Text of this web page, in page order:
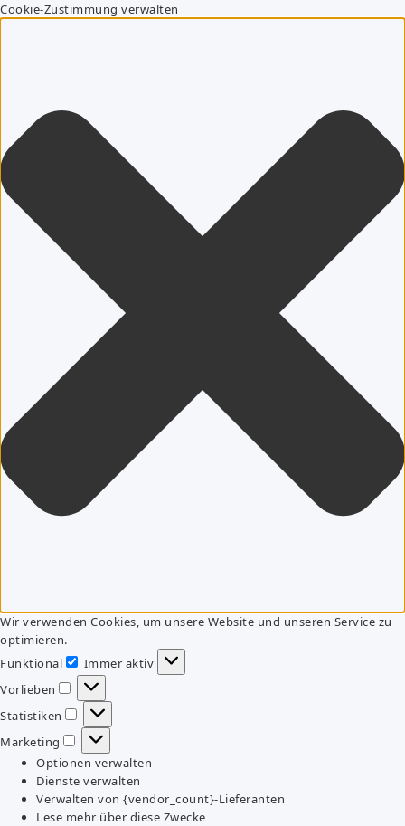
Cookie-Zustimmung verwalten
Wir verwenden Cookies, um unsere Website und unseren Service zu
optimieren.
Funktional
Funktional
Immer aktiv
Vorlieben
Vorlieben
Statistiken
Statistiken
Marketing
Marketing
Optionen verwalten
Dienste verwalten
Verwalten von {vendor_count}-Lieferanten
Lese mehr über diese Zwecke